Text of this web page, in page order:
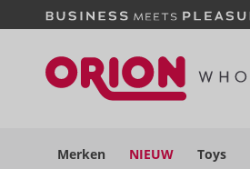
Merken NIEUW Toys